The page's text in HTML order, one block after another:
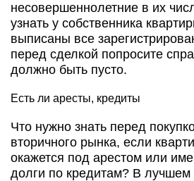
несовершеннолетние в их
узнать у собственника
выписаны все
перед сделкой попросите
должно быть пусто.
Есть ли аресты, кредиты
Что нужно знать перед
вторичного рынка, если
окажется под арестом или
долги по кредитам? В